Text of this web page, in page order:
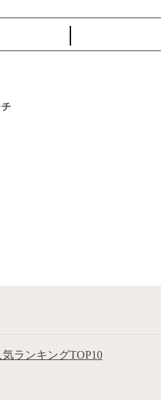
ランキングTOP10